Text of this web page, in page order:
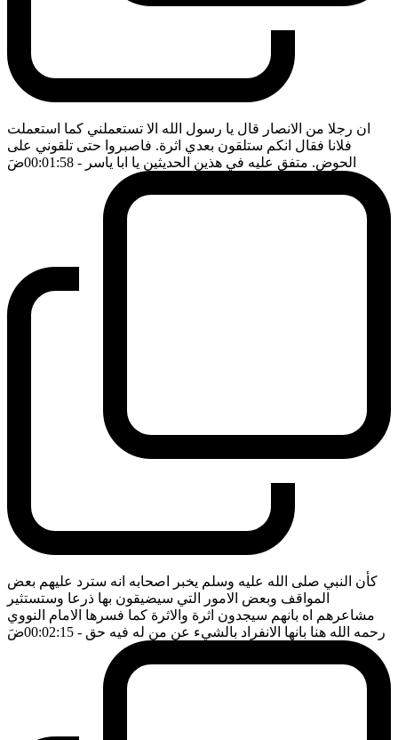
ان رجلا من الانصار قال يا رسول الله الا تستعملني كما استعملت
فلانا فقال انكم ستلقون بعدي اثرة. فاصبروا حتى تلقوني على
الحوض. متفق عليه في هذين الحديثين يا ابا ياسر - 00:01:58 ضَ
كأن النبي صلى الله عليه وسلم يخبر اصحابه انه سترد عليهم بعض
المواقف وبعض الامور التي سيضيقون بها ذرعا وستستثير
مشاعرهم اه بانهم سيجدون اثرة والاثرة كما فسرها الامام النووي
رحمه الله هنا بانها الانفراد بالشيء عن من له فيه حق - 00:02:15 ضَ